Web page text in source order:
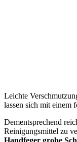
Leichte
lassen sich mit einem
Dementsprechend
Reinigungsmittel zu
Handfeger grobe